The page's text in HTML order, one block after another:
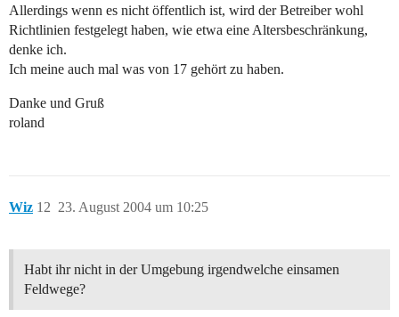
Allerdings wenn es nicht öffentlich ist, wird der Betreiber wohl
Richtlinien festgelegt haben, wie etwa eine Altersbeschränkung,
denke ich.
Ich meine auch mal was von 17 gehört zu haben.
Danke und Gruß
roland
Wiz 23. August 2004 um 10:25
12
Habt ihr nicht in der Umgebung irgendwelche einsamen
Feldwege?